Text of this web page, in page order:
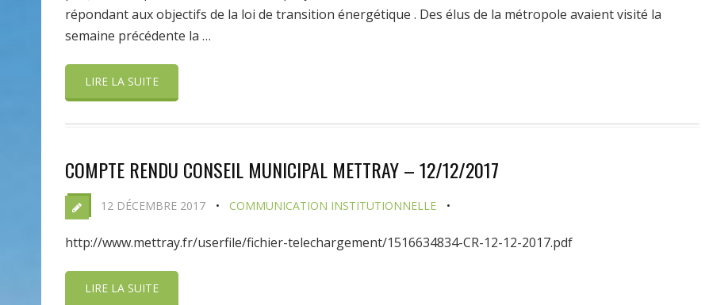
répondant aux objectifs de la loi de transition énergétique . Des élus de la métropole avaient visité la
semaine précédente la …
LIRE LA SUITE
COMPTE RENDU CONSEIL MUNICIPAL METTRAY – 12/12/2017
12 DÉCEMBRE 2017 COMMUNICATION INSTITUTIONNELLE
http://www.mettray.fr/userfile/fichier-telechargement/1516634834-CR-12-12-2017.pdf
LIRE LA SUITE